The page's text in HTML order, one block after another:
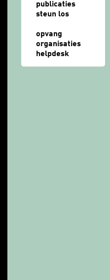
publicaties
steun los
opvang
organisaties
helpdesk